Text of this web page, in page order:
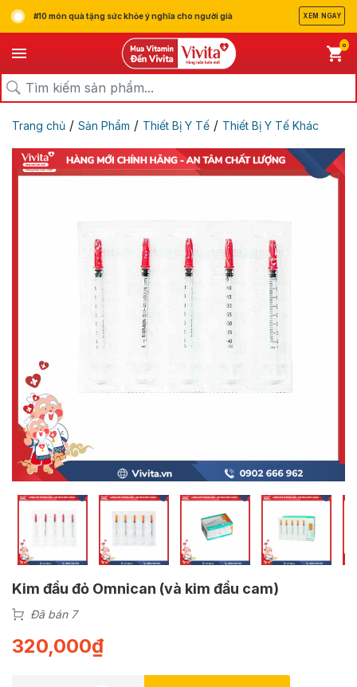
#10 món quà tặng sức khỏe ý nghĩa cho người già XEM NGAY
0
Trang chủ / Sản Phẩm / Thiết Bị Y Tế / Thiết Bị Y Tế Khác
Kim đầu đỏ Omnican (và kim đầu cam)
Đã bán 7
320,000₫